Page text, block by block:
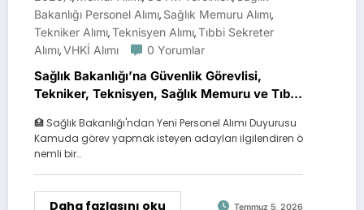
Bakanlığı Personel Alımı, Sağlık Memuru Alımı,
Tekniker Alımı,Teknisyen Alımı,Tıbbi Sekreter
Alımı,VHKİ Alımı 0 Yorumlar
Sağlık Bakanlığı’na Güvenlik Görevlisi,
Tekniker, Teknisyen, Sağlık Memuru ve Tıbbi
🏥 Sağlık Bakanlığı'ndan Yeni Personel Alımı Duyurusu
Kamuda görev yapmak isteyen adayları ilgilendiren ö
nemli bir…
Daha fazlasını oku Temmuz 5, 2026